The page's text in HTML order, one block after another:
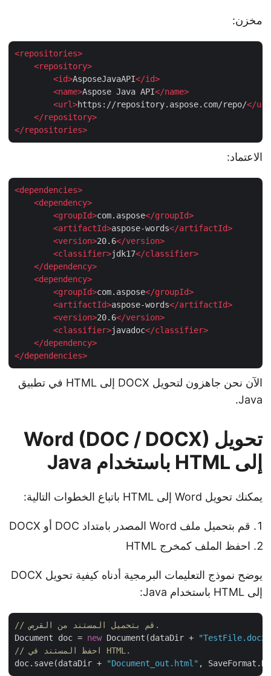
مخزن:
<repositories
<repository
<id>AsposeJavaAPI</id
<name>Aspose Java API</name
<url>https://repository.aspose.com/repo/</
</repository
</repositories
الاعتماد:
<dependencies
<dependency
<groupId>com.aspose</groupId
<artifactId>aspose-words</artifactId
<version>20.6</version
<classifier>jdk17</classifier
</dependency
<dependency
<groupId>com.aspose</groupId
<artifactId>aspose-words</artifactId
<version>20.6</version
<classifier>javadoc</classifier
</dependency
</dependencies
الآن نحن جاهزون لتحويل DOCX إلى HTML في تطبيق
Java.
تحويل Word (DOC / DOCX)
إلى HTML باستخدام Java
يمكنك تحويل Word إلى HTML باتباع الخطوات التالية:
قم بتحميل ملف Word المصدر بامتداد DOC أو DOCX
احفظ الملف كمخرج HTML
يوضح نموذج التعليمات البرمجية أدناه كيفية تحويل DOCX
إلى HTML باستخدام Java:
Document doc = new Document(dataDir +
// احفظ المستند في HTML.
doc.save(dataDir + "Document_out.html"